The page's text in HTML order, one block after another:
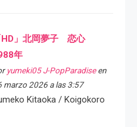
HD」北岡夢子 恋心
年
yumeki05 J-PopParadiseen
marzo 2026 a las 3:57
Kitaoka / Koigokoro